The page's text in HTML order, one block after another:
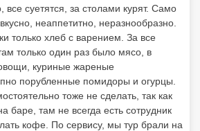
суетятся, за столами курят. Само
неаппетитно, неразнообразно.
только хлеб с варением. За все
только один раз было мясо, в
куриные жареные
порубленные помидоры и огурцы.
тоже не сделать, так как
баре, там не всегда есть сотрудник
кофе. По сервису, мы тур брали на